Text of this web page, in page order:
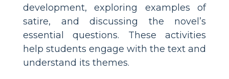
development, exploring examples of
satire, and discussing the novel’s
essential questions. These activities
help students engage with the text and
understand its themes.